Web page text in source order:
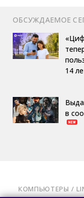
ОБСУЖДАЕМОЕ
14
в
КОМПЬЮТЕРЫ /